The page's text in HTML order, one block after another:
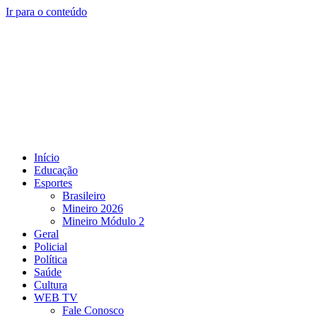
Ir para o conteúdo
Início
Educação
Esportes
Brasileiro
Mineiro 2026
Mineiro Módulo 2
Geral
Policial
Política
Saúde
Cultura
WEB TV
Fale Conosco